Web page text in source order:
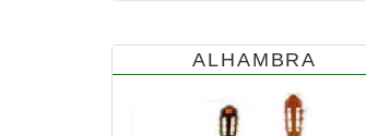
ALHAMBRA